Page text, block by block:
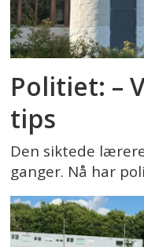
Politiet: –
tips
Den siktede
ganger. Nå har